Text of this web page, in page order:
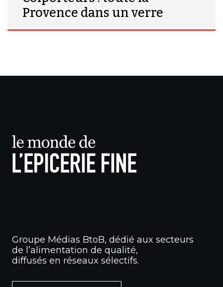
Provence dans un verre
Groupe Médias BtoB, dédié aux secteurs
de l’alimentation de qualité,
diffusés en réseaux sélectifs.